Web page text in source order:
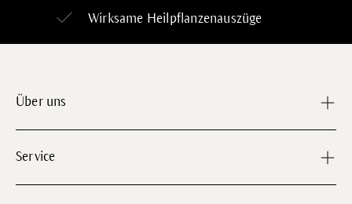
Wirksame Heilpflanzenauszüge
Über uns
Service